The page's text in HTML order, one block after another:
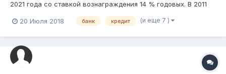
2021 года со ставкой вознаграждения 14 % годовых. В 2011
году заемщик перестал оплачивать кредит. Банк подает в суд
только в 2018 году. Судья выносить решение 2018 году в
основного долга, 9 600...
20 Июля 2018 банк кредит (и еще 7 )